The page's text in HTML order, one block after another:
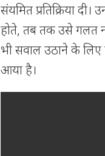
संयमित प्रतिक्रिया
होते, तब तक उसे गलत
भी सवाल उठाने के लिए
आया है।